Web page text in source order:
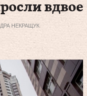
вдвое
НЕКРАЩУК